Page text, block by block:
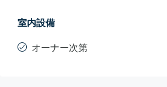
室内設備
オーナー次第